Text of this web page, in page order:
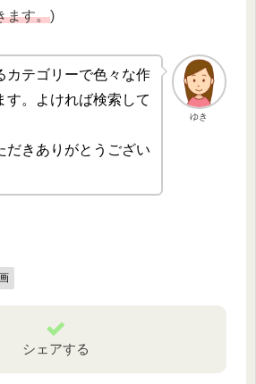
ます。)
ゆき
カテゴリーで色々な作
す。よければ検索して
だきありがとうござい
シェアする